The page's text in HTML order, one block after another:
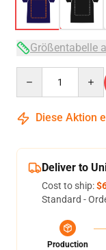
Größentabelle
Diese Aktion
Deliver to
Cost to ship:
Standard -
Production